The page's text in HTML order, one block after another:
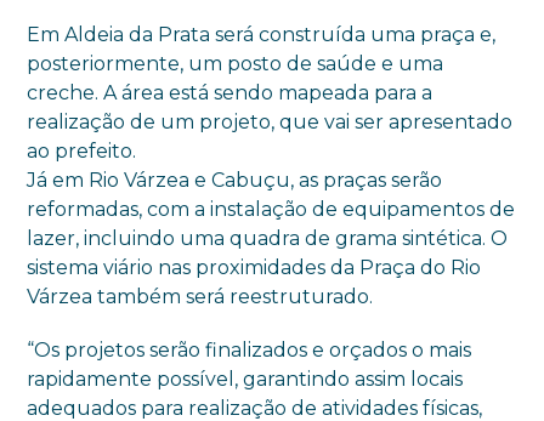
Em Aldeia da Prata será construída uma praça e,
posteriormente, um posto de saúde e uma
creche. A área está sendo mapeada para a
realização de um projeto, que vai ser apresentado
ao prefeito.
Já em Rio Várzea e Cabuçu, as praças serão
reformadas, com a instalação de equipamentos de
lazer, incluindo uma quadra de grama sintética. O
sistema viário nas proximidades da Praça do Rio
Várzea também será reestruturado.
“Os projetos serão finalizados e orçados o mais
rapidamente possível, garantindo assim locais
adequados para realização de atividades físicas,